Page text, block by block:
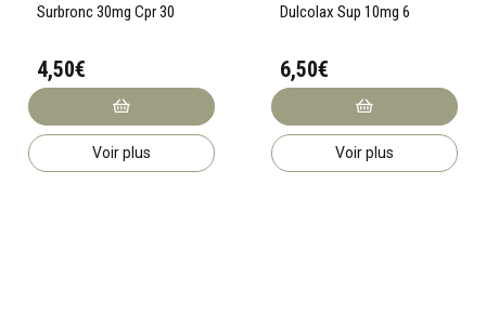
Surbronc 30mg Cpr 30
4,50€
Voir plus
Dulcolax Sup 10mg 6
6,50€
Voir plus